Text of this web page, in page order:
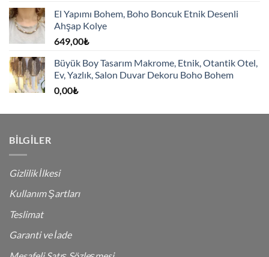
El Yapımı Bohem, Boho Boncuk Etnik Desenli
Ahşap Kolye
649,00₺
Büyük Boy Tasarım Makrome, Etnik, Otantik Otel,
Ev, Yazlık, Salon Duvar Dekoru Boho Bohem
0,00₺
BILGILER
Gizlilik İlkesi
Kullanım Şartları
Teslimat
Garanti ve İade